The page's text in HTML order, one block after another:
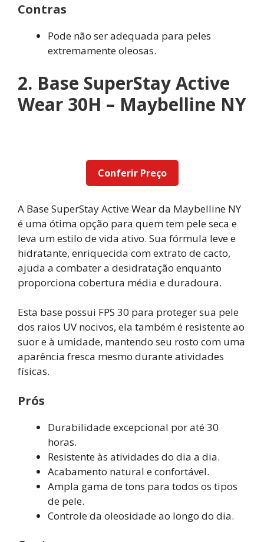
Contras
Pode não ser adequada para peles
extremamente oleosas.
2. Base SuperStay Active
Wear 30H – Maybelline NY
Conferir Preço
A Base SuperStay Active Wear da Maybelline NY
é uma ótima opção para quem tem pele seca e
leva um estilo de vida ativo. Sua fórmula leve e
hidratante, enriquecida com extrato de cacto,
ajuda a combater a desidratação enquanto
proporciona cobertura média e duradoura.
Esta base possui FPS 30 para proteger sua pele
dos raios UV nocivos, ela também é resistente ao
suor e à umidade, mantendo seu rosto com uma
aparência fresca mesmo durante atividades
físicas.
Prós
Durabilidade excepcional por até 30
horas.
Resistente às atividades do dia a dia.
Acabamento natural e confortável.
Ampla gama de tons para todos os tipos
de pele.
Controle da oleosidade ao longo do dia.